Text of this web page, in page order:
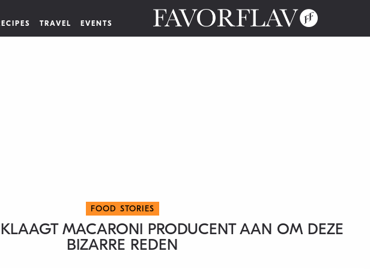
TRAVEL EVENTS
FOOD STORIES
MACARONI PRODUCENT AAN OM DEZE
BIZARRE REDEN